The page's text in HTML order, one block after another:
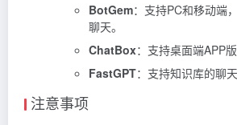
BotGem：支持PC和移动端
聊天。
ChatBox：支持桌面端APP版
FastGPT：支持知识库的聊天
注意事项